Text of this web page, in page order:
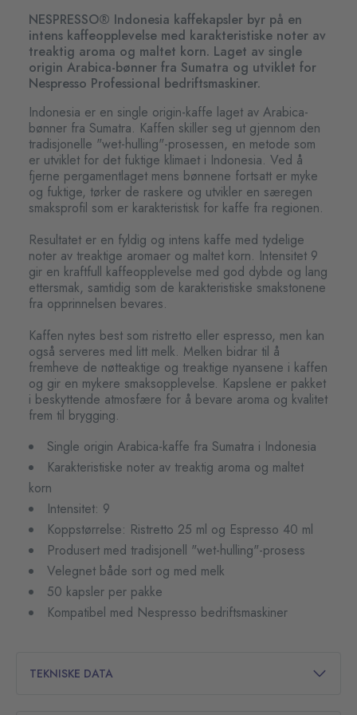
NESPRESSO® Indonesia kaffekapsler byr på en
intens kaffeopplevelse med karakteristiske noter av
treaktig aroma og maltet korn. Laget av single
origin Arabica-bønner fra Sumatra og utviklet for
Nespresso Professional bedriftsmaskiner.
Indonesia er en single origin-kaffe laget av Arabica-
bønner fra Sumatra. Kaffen skiller seg ut gjennom den
tradisjonelle "wet-hulling"-prosessen, en metode som
er utviklet for det fuktige klimaet i Indonesia. Ved å
fjerne pergamentlaget mens bønnene fortsatt er myke
og fuktige, tørker de raskere og utvikler en særegen
smaksprofil som er karakteristisk for kaffe fra regionen.
Resultatet er en fyldig og intens kaffe med tydelige
noter av treaktige aromaer og maltet korn. Intensitet 9
gir en kraftfull kaffeopplevelse med god dybde og lang
ettersmak, samtidig som de karakteristiske smakstonene
fra opprinnelsen bevares.
Kaffen nytes best som ristretto eller espresso, men kan
også serveres med litt melk. Melken bidrar til å
fremheve de nøtteaktige og treaktige nyansene i kaffen
og gir en mykere smaksopplevelse. Kapslene er pakket
i beskyttende atmosfære for å bevare aroma og kvalitet
frem til brygging.
Single origin Arabica-kaffe fra Sumatra i Indonesia
Karakteristiske noter av treaktig aroma og maltet
korn
Intensitet: 9
Koppstørrelse: Ristretto 25 ml og Espresso 40 ml
Produsert med tradisjonell "wet-hulling"-prosess
Velegnet både sort og med melk
50 kapsler per pakke
Kompatibel med Nespresso bedriftsmaskiner
TEKNISKE DATA